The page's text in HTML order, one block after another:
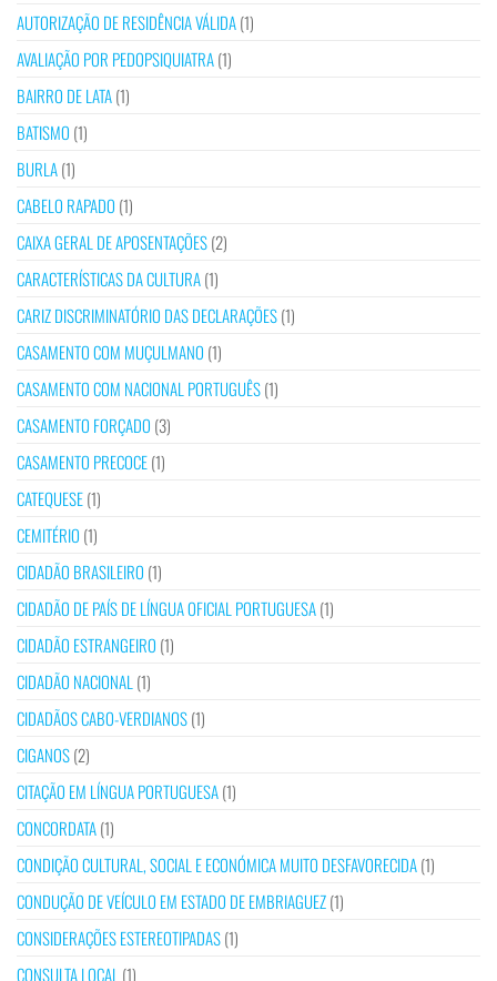
AUTORIZAÇÃO DE RESIDÊNCIA VÁLIDA(1)
AVALIAÇÃO POR PEDOPSIQUIATRA(1)
BAIRRO DE LATA(1)
BATISMO (1)
BURLA(1)
CABELO RAPADO (1)
CAIXA GERAL DE APOSENTAÇÕES(2)
CARACTERÍSTICAS DA CULTURA(1)
CARIZ DISCRIMINATÓRIO DAS DECLARAÇÕES(1)
CASAMENTO COM MUÇULMANO (1)
CASAMENTO COM NACIONAL PORTUGUÊS(1)
CASAMENTO FORÇADO (3)
CASAMENTO PRECOCE(1)
CATEQUESE(1)
CEMITÉRIO (1)
CIDADÃO BRASILEIRO (1)
CIDADÃO DE PAÍS DE LÍNGUA OFICIAL PORTUGUESA(1)
CIDADÃO ESTRANGEIRO (1)
CIDADÃO NACIONAL (1)
CIDADÃOS CABO-VERDIANOS(1)
CIGANOS(2)
CITAÇÃO EM LÍNGUA PORTUGUESA(1)
CONCORDATA(1)
CONDIÇÃO CULTURAL, SOCIAL E ECONÓMICA MUITO DESFAVORECIDA(1)
CONDUÇÃO DE VEÍCULO EM ESTADO DE EMBRIAGUEZ(1)
CONSIDERAÇÕES ESTEREOTIPADAS(1)
CONSULTA LOCAL (1)